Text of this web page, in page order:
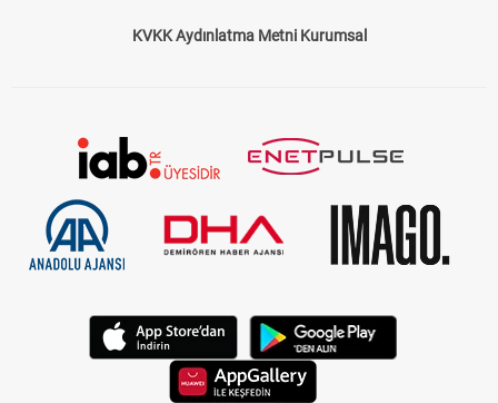
KVKK Aydınlatma Metni Kurumsal